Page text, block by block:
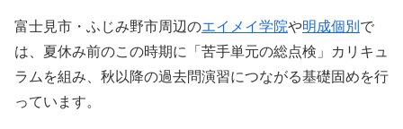
富士見市・ふじみ野市周辺のエイメイ学院や明成個別 で
は、夏休み前のこの時期に「苦手単元の総点検」カリキュ
ラムを組み、秋以降の過去問演習につながる基礎固めを行
っています。